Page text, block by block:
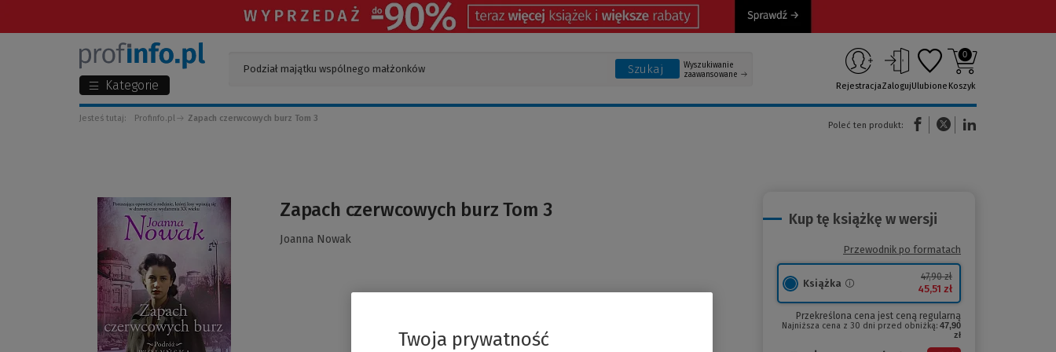
Kategorie
Szukaj
Wyszukiwanie
zaawansowane
RejestracjaZalogujUlubione
0
Koszyk
Jesteś tutaj: Profinfo.pl Zapach czerwcowych burz Tom 3
Poleć ten produkt:
(Nowe okno)(Link do innej strony)
Zapach czerwcowych burz Tom 3
Joanna Nowak
Kup tę książkę w wersji
Przewodnik po formatach
Książka
47,90 zł
45,51 zł
Przekreślona cena jest ceną regularną
Najniższa cena z 30 dni przed obniżką: 47,90
zł
Twoja prywatność